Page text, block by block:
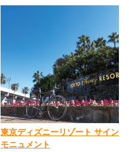
東京ディズニーリゾート サイン
モニュメント